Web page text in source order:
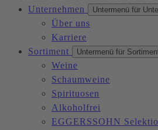
Unternehmen Untermenü für
Über uns
Karriere
Sortiment
Untermenü für
Weine
Schaumweine
Spirituosen
Alkoholfrei
EGGERSSOHN